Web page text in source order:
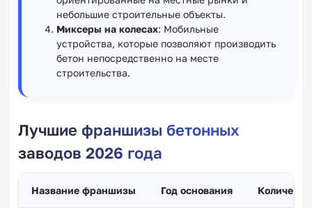
небольшие строительные объекты.
Миксеры на колесах: Мобильные
устройства, которые позволяют производить
бетон непосредственно на месте
строительства.
Лучшие франшизы бетонных
заводов 2026 года
Название франшизы Год основания